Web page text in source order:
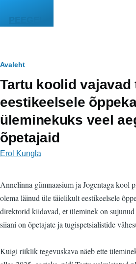
PEEGEL
Leivapuru
Avaleht
Tartu koolid
eestikeelsele
üleminekuks veel
õpetajaid
Erol Kungla
Annelinna gümnaasium ja Jogentaga kool
olema läinud üle täielikult eestikeelsele
direktorid kiidavad, et üleminek on
siiani on õpetajate ja tugispetsialistide
Kuigi riiklik tegevuskava näeb ette